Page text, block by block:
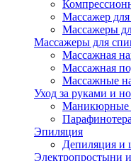
Массажер для
Массажеры
Массажеры для
Массажная
Массажная
Массажные
Уход за руками и
Маникюрные
Эпиляция
Депиляция и
Электропростыни